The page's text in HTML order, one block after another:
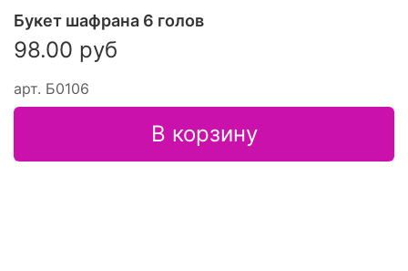
арт. Б0106
Букет шафрана 6 голов
98.00 руб
В корзину